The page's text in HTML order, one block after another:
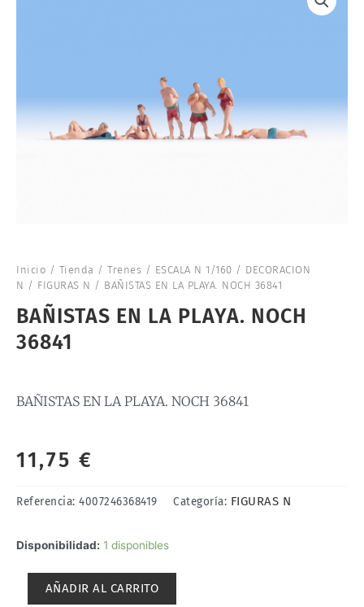
Inicio / Tienda / Trenes / ESCALA N 1/160 / DECORACION
N / FIGURAS N / BAÑISTAS EN LA PLAYA. NOCH 36841
BAÑISTAS EN LA PLAYA. NOCH
36841
BAÑISTAS EN LA PLAYA. NOCH 36841
11,75 €
Referencia: 4007246368419 Categoría: FIGURAS N
Disponibilidad: 1 disponibles
BAÑISTAS
AÑADIR AL CARRITO